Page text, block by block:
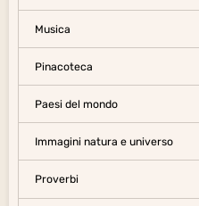
Musica
Pinacoteca
Paesi del mondo
Immagini natura e universo
Proverbi